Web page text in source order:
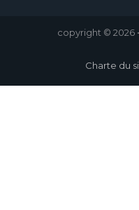
copyright © 2026
Charte du